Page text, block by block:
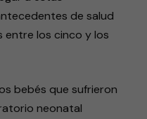
de salud
entre los cinco y los
bebés que sufrieron
neonatal